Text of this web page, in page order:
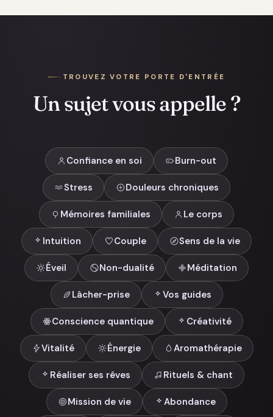
TROUVEZ VOTRE PORTE D'ENTRÉE
Un sujet vous appelle ?
Confiance en soi Burn-out
Stress Douleurs chroniques
Mémoires familiales Le corps
Intuition Couple Sens de la vie
Éveil Non-dualité Méditation
Lâcher-prise Vos guides
Conscience quantique Créativité
Vitalité Énergie Aromathérapie
Réaliser ses rêves Rituels & chant
Mission de vie Abondance